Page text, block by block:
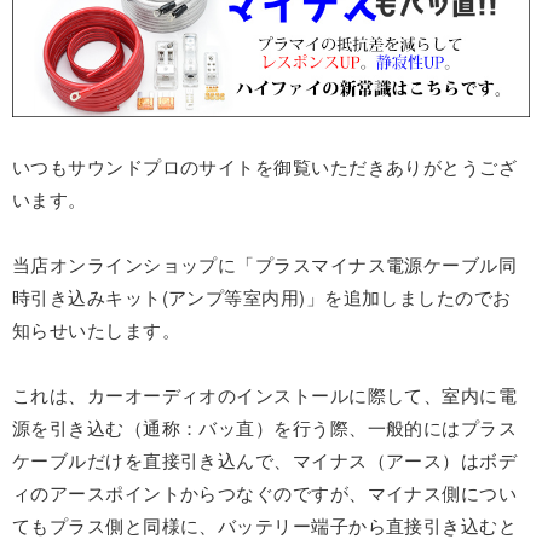
いつもサウンドプロのサイトを御覧いただきありがとうござ
います。
当店オンラインショップに「プラスマイナス電源ケーブル同
時引き込みキット(アンプ等室内用)」を追加しましたのでお
知らせいたします。
これは、カーオーディオのインストールに際して、室内に電
源を引き込む（通称：バッ直）を行う際、一般的にはプラス
ケーブルだけを直接引き込んで、マイナス（アース）はボデ
ィのアースポイントからつなぐのですが、マイナス側につい
てもプラス側と同様に、バッテリー端子から直接引き込むと